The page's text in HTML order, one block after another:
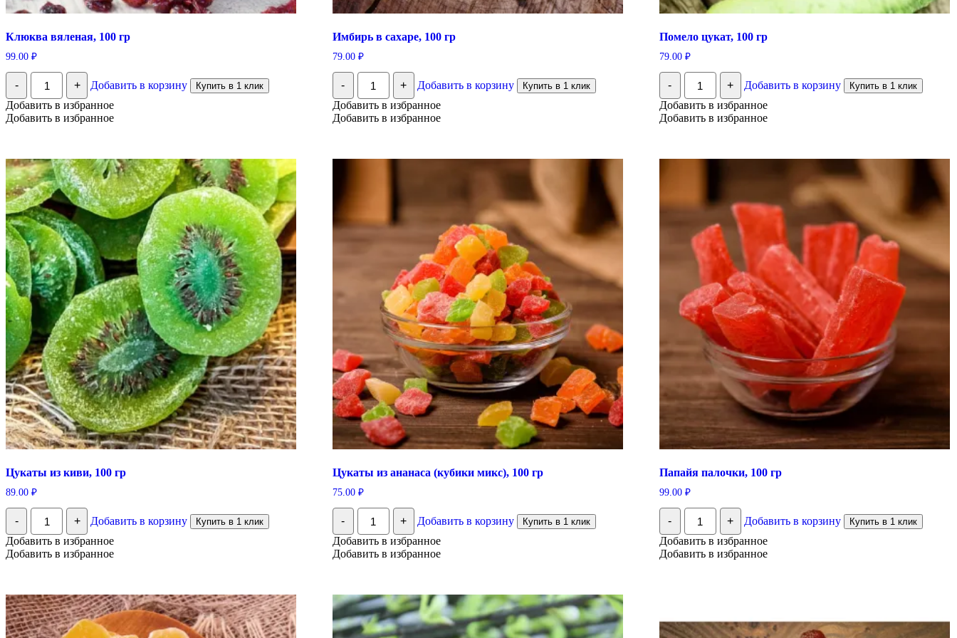
Клюква вяленая, 100 гр
99.00 ₽
-
Количество
Клюква
вяленая,
100
гр
+ Добавить в корзину Купить в 1 клик
Добавить в избранное
Добавить в избранное
Имбирь в сахаре, 100 гр
79.00 ₽
-
Количество
Имбирь
в
сахаре,
100
+ Добавить в корзину Купить в 1 клик
Добавить в избранное
Добавить в избранное
Помело цукат, 100 гр
79.00 ₽
-
Количество
Помело
цукат,
100
гр
+ Добавить в корзину Купить в 1 клик
Добавить в избранное
Добавить в избранное
Цукаты из киви, 100 гр
89.00 ₽
-
Количество
Цукаты
из
киви,
100
+ Добавить в корзину Купить в 1 клик
Добавить в избранное
Добавить в избранное
Цукаты из ананаса (кубики микс), 100 гр
75.00 ₽
-
Количество
Цукаты
из
ананаса
(кубики
гр
+ Добавить в корзину Купить в 1 клик
Добавить в избранное
Добавить в избранное
Папайя палочки, 100 гр
99.00 ₽
-
Количество
Папайя
палочки,
100
гр
+ Добавить в корзину Купить в 1 клик
Добавить в избранное
Добавить в избранное